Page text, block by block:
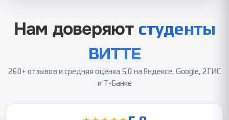
Нам доверяют студенты
ВИТТЕ
260+ отзывов и средняя оценка 5.0 на Яндексе, Google, 2ГИС
и Т-Банке